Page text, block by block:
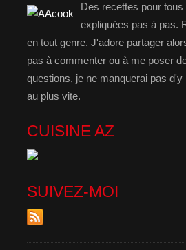
Des recettes pour tous
expliquées pas à pas.
en tout genre. J'adore partager
pas à commenter ou à me poser
questions, je ne manquerai pas d'y
au plus vite.
CUISINE AZ
SUIVEZ-MOI